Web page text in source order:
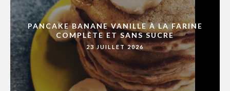
PANCAKE BANANE VANILLE À LA FARINE
COMPLÈTE ET SANS SUCRE
23 JUILLET 2026